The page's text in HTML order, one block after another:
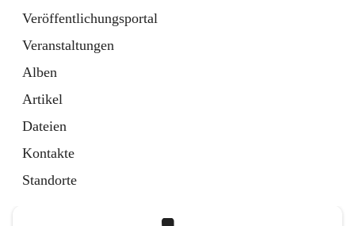
Veröffentlichungsportal
Veranstaltungen
Alben
Artikel
Dateien
Kontakte
Standorte